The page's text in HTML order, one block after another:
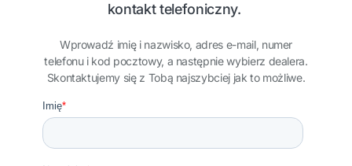
kontakt telefoniczny.
Wprowadź imię i nazwisko, adres e-mail, numer
telefonu i kod pocztowy, a następnie wybierz dealera.
Skontaktujemy się z Tobą najszybciej jak to możliwe.